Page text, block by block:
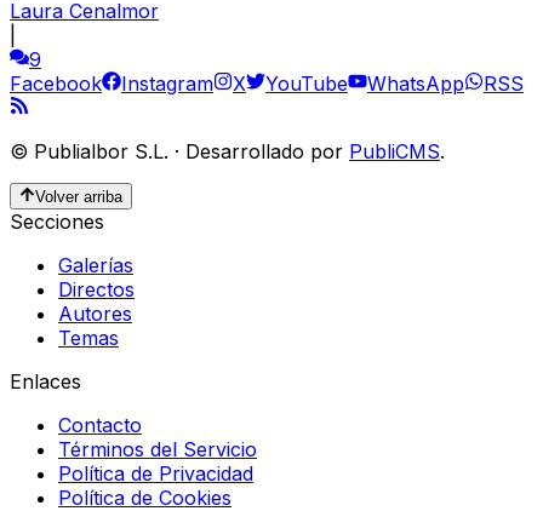
Laura Cenalmor
9
Facebook
Instagram X YouTube WhatsApp RSS
© Publialbor S.L. · Desarrollado por PubliCMS.
Volver arriba
Secciones
Galerías
Directos
Autores
Temas
Enlaces
Contacto
Términos del Servicio
Política de Privacidad
Política de Cookies